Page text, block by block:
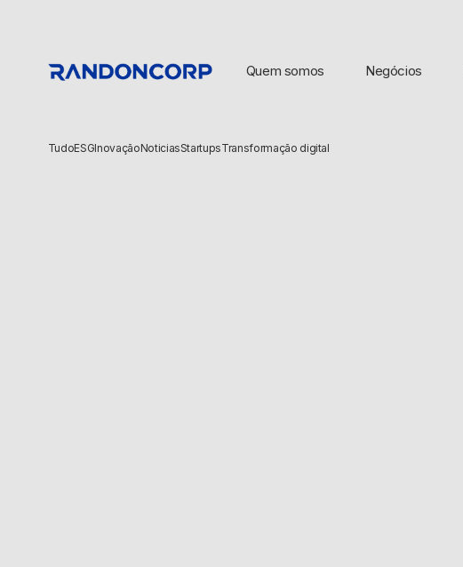
Quem somos Negócios
TudoESGInovaçãoNoticiasStartupsTransformação digital